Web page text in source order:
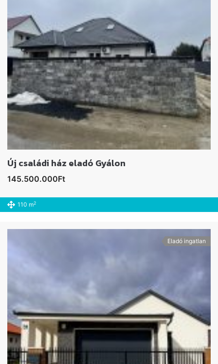
Új családi ház eladó Gyálon
145.500.000Ft
110 m2
Eladó ingatlan